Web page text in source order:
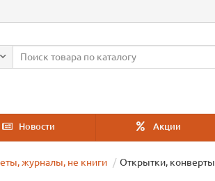
Новости Акции
журналы, не книги Открытки, конверты